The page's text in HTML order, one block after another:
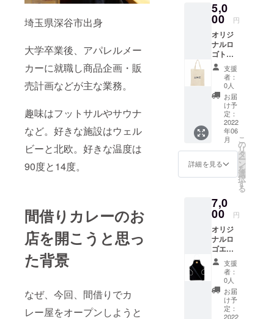
埼玉県深谷市出身
大学卒業後、アパレルメー
カーに就職し商品企画・販
売計画などが主な業務。
趣味はフットサルやサウナ
など。好きな施設はウェル
ビーと北欧。好きな温度は
90度と14度。
間借りカレーのお
店を開こうと思っ
た背景
なぜ、今回、間借りでカ
レー屋をオープンしようと
して
は、
S.M.L.X
Lサイズ
からお
選びい
ただ
き、備
考欄に
お書き
くださ
い。 ※
写真の
モデル
170cm
です。
の利用
期限は
2022年
12月末
日まで
になり
ます。
月に2回
程度の
営業と
なりま
すの
で、お
早めに
ご利用
くださ
い。 ※T
して
は、
S.M.L.X
Lサイズ
からお
選びい
ただ
き、備
考欄に
お書き
くださ
い。 ※T
5,0
00 円
オリジ
ナルロ
ゴトー
トバッ
グ＋カ
レー、
ラッ
シー
セット
引換券
＋感謝
の手紙
＋オリ
ジナル
ロゴス
テッ
引換券
の利用
期限は
2022年
12月末
日まで
になり
ます。
月に2回
程度の
営業と
なりま
支援
者：
0人
お届
け予
定：
2022
年06
月
詳細を見る
こ
の
リ
タ
ー
ン
を
選
択
す
る
7,0
00 円
オリジ
ナルロ
ゴエプ
ロン＋
カ
レー、
ラッ
シー
セット
支援
者：
0人
お届
け予
定：
2022